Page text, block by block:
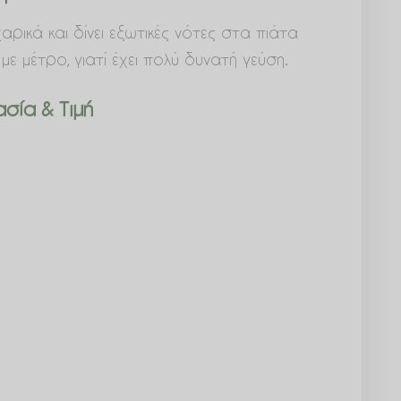
και δίνει εξωτικές νότες στα πιάτα
μέτρο, γιατί έχει πολύ δυνατή γεύση.
& Τιμή